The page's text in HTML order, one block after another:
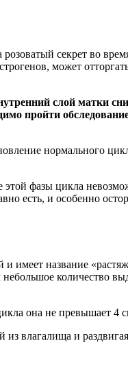
секрет во
может
слой матки
пройти
нормального
фазы цикла
есть, и особенно
имеет название
количество
она не превышает 4
влагалища и